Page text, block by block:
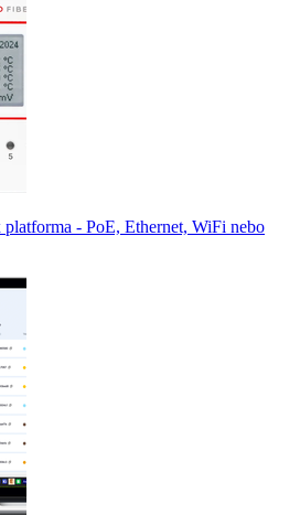
- PoE, Ethernet, WiFi nebo